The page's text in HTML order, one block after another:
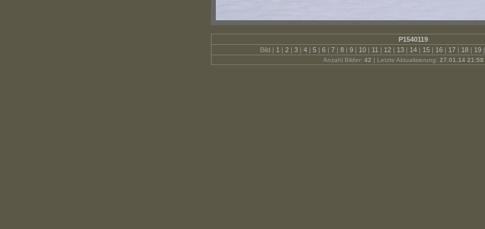
P1540119
Bild | 1 | 2 | 3 | 4 | 5 | 6 | 7 | 8 | 9 | 10 | 11 | 12 | 13 | 14 | 15 | 16 | 17 | 18 | 19 |
Anzahl Bilder: 42 | Letzte Aktualisierung: 27.01.14 21:58